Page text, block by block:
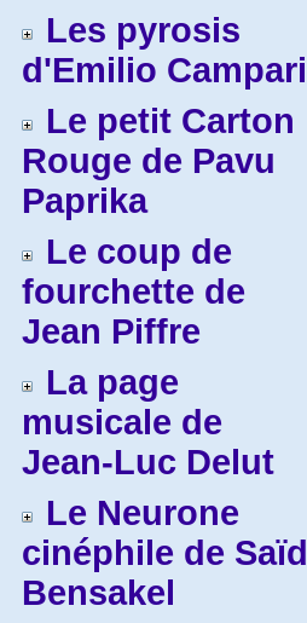
Les pyrosis
d'Emilio Campari
Le petit Carton
Rouge de Pavu
Paprika
Le coup de
fourchette de
Jean Piffre
La page
musicale de
Jean-Luc Delut
Le Neurone
cinéphile de Saïd
Bensakel